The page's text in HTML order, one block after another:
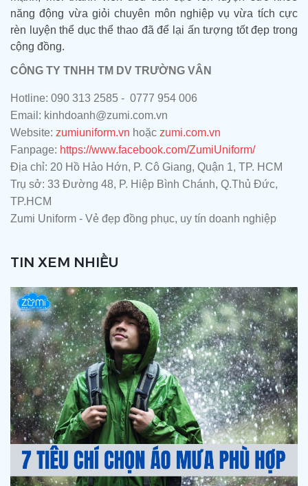
TIN XEM NHIỀU
năng động vừa giỏi chuyên môn nghiệp vụ vừa tích cực
rèn luyện thể dục thể thao đã để lại ấn tượng tốt đẹp trong
cộng đồng.
CÔNG TY TNHH TM DV TRƯỜNG VÂN
Hotline: 090 313 2585 - 0777 954 006
Email: kinhdoanh@zumi.com.vn
Website: zumiuniform.vn hoặc zumi.com.vn
Fanpage: https://www.facebook.com/ZumiUniform/
Địa chỉ: 20 Hồ Hảo Hớn, P. Cô Giang, Quận 1, TP. HCM
Trụ sở: 33 Đường 48, P. Hiệp Bình Chánh, Q.Thủ Đức,
TP.HCM
Zumi Uniform - Vẻ đẹp đồng phục, uy tín doanh nghiệp